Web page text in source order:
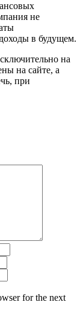
не
в будущем.
на
на сайте, а
при
for the next